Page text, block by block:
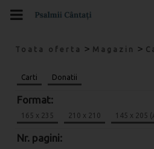
Toata oferta > Magazin >
Carti Donatii
Format:
165 x 235 210 x 210 145 x 205
Nr. pagini: